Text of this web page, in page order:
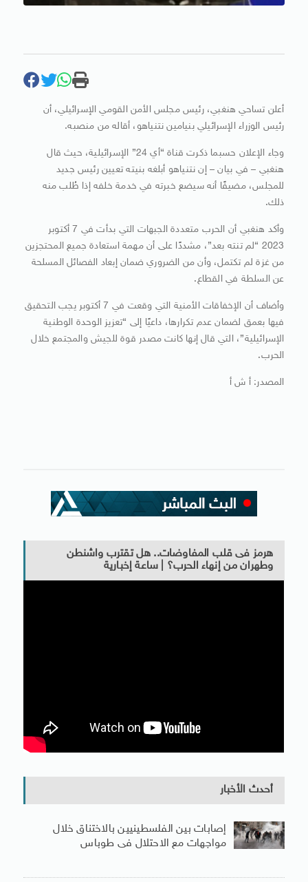
أعلن تساحي هنغبي، رئيس مجلس الأمن القومي الإسرائيلي، أن
رئيس الوزراء الإسرائيلي بنيامين نتنياهو، أقاله من منصبه.
وجاء الإعلان حسبما ذكرت قناة “أي 24” الإسرائيلية، حيث قال
هنغبي – في بيان – إن نتنياهو أبلغه بنيته تعيين رئيس جديد
للمجلس، مضيفًا أنه سيضع خبرته في خدمة خلفه إذا طُلب منه
ذلك.
وأكد هنغبي أن الحرب متعددة الجبهات التي بدأت في 7 أكتوبر
2023 “لم تنته بعد”، مشددًا على أن مهمة استعادة جميع المحتجزين
من غزة لم تكتمل، وأن من الضروري ضمان إبعاد الفصائل المسلحة
عن السلطة في القطاع.
وأضاف أن الإخفاقات الأمنية التي وقعت في 7 أكتوبر يجب التحقيق
فيها بعمق لضمان عدم تكرارها، داعيًا إلى “تعزيز الوحدة الوطنية
الإسرائيلية”، التي قال إنها كانت مصدر قوة للجيش والمجتمع خلال
الحرب.
المصدر: أ ش أ
هرمز فى قلب المفاوضات.. هل تقترب واشنطن
وطهران من إنهاء الحرب؟ | ساعة إخبارية
أحدث الأخبار
إصابات بين الفلسطينيين بالاختناق خلال
مواجهات مع الاحتلال فى طوباس